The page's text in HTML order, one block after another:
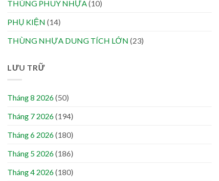
THÙNG PHUY NHỰA(10)
PHỤ KIỆN (14)
THÙNG NHỰA DUNG TÍCH LỚN (23)
LƯU TRỮ
Tháng 8 2026(50)
Tháng 7 2026(194)
Tháng 6 2026(180)
Tháng 5 2026(186)
Tháng 4 2026(180)